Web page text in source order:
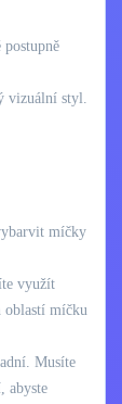
vizuální styl.
míčky
využít
oblastí míčku
Musíte
abyste